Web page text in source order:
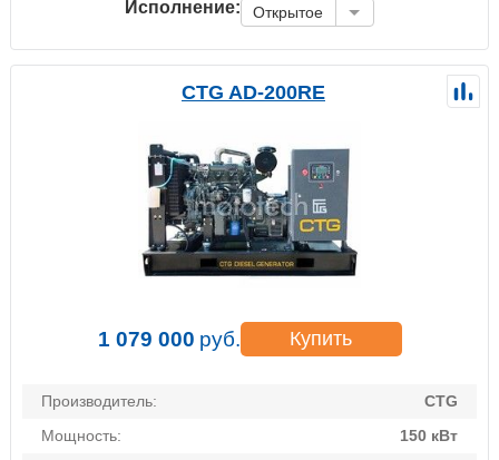
Исполнение: Открытое
CTG AD-200RE
1 079 000 руб. Купить
Производитель:
CTG
Мощность:
150 кВт